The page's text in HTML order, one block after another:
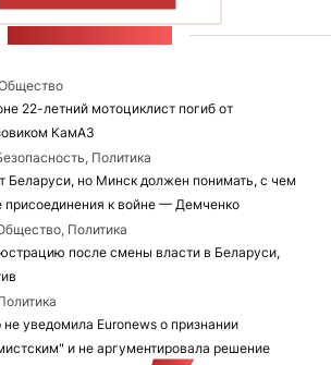
22-летний мотоциклист погиб от
КамАЗ
Политика
Беларуси, но Минск должен понимать, с чем
присоединения к войне — Демченко
Политика
после смены власти в Беларуси,
не уведомила Euronews о признании
и не аргументировала решение